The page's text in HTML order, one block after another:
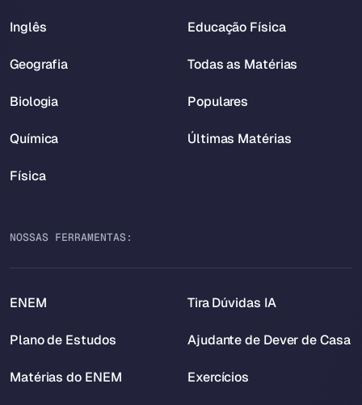
Inglês
Geografia
Biologia
Química
Física
Educação Física
Todas as Matérias
Populares
Últimas Matérias
NOSSAS FERRAMENTAS:
ENEM
Plano de Estudos
Matérias do ENEM
Tira Dúvidas IA
Ajudante de Dever de Casa
Exercícios